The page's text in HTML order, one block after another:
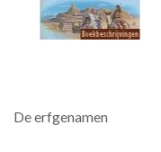
De erfgenamen